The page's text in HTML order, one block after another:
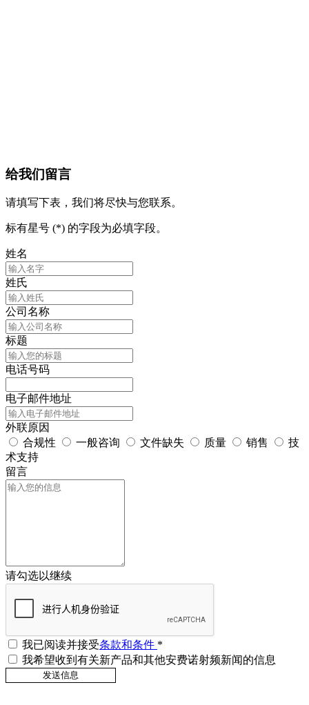
给我们留言
请填写下表，我们将尽快与您联系。
标有星号 (*) 的字段为必填字段。
姓名
姓氏
公司名称
标题
电话号码
电子邮件地址
外联原因
合规性
一般咨询 文件缺失 质量 销售
技
术支持
留言
请勾选以继续
我已阅读并接受条款和条件 *
我希望收到有关新产品和其他安费诺射频新闻的信息